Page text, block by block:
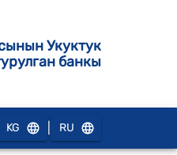
Укуктук
банкы
KG RU